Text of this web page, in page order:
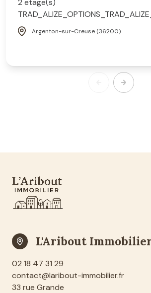
2 etage(s)
Argenton-sur-Creuse (36200)
L'Aribout
02 18 47 31 29
contact@laribout-immobilier.fr
33 rue Grande